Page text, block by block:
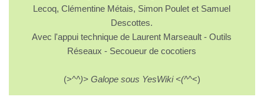
Lecoq, Clémentine Métais, Simon Poulet et Samuel
Descottes.
Avec l'appui technique de Laurent Marseault - Outils
Réseaux - Secoueur de cocotiers
(>^^)> Galope sous YesWiki <(^^<)